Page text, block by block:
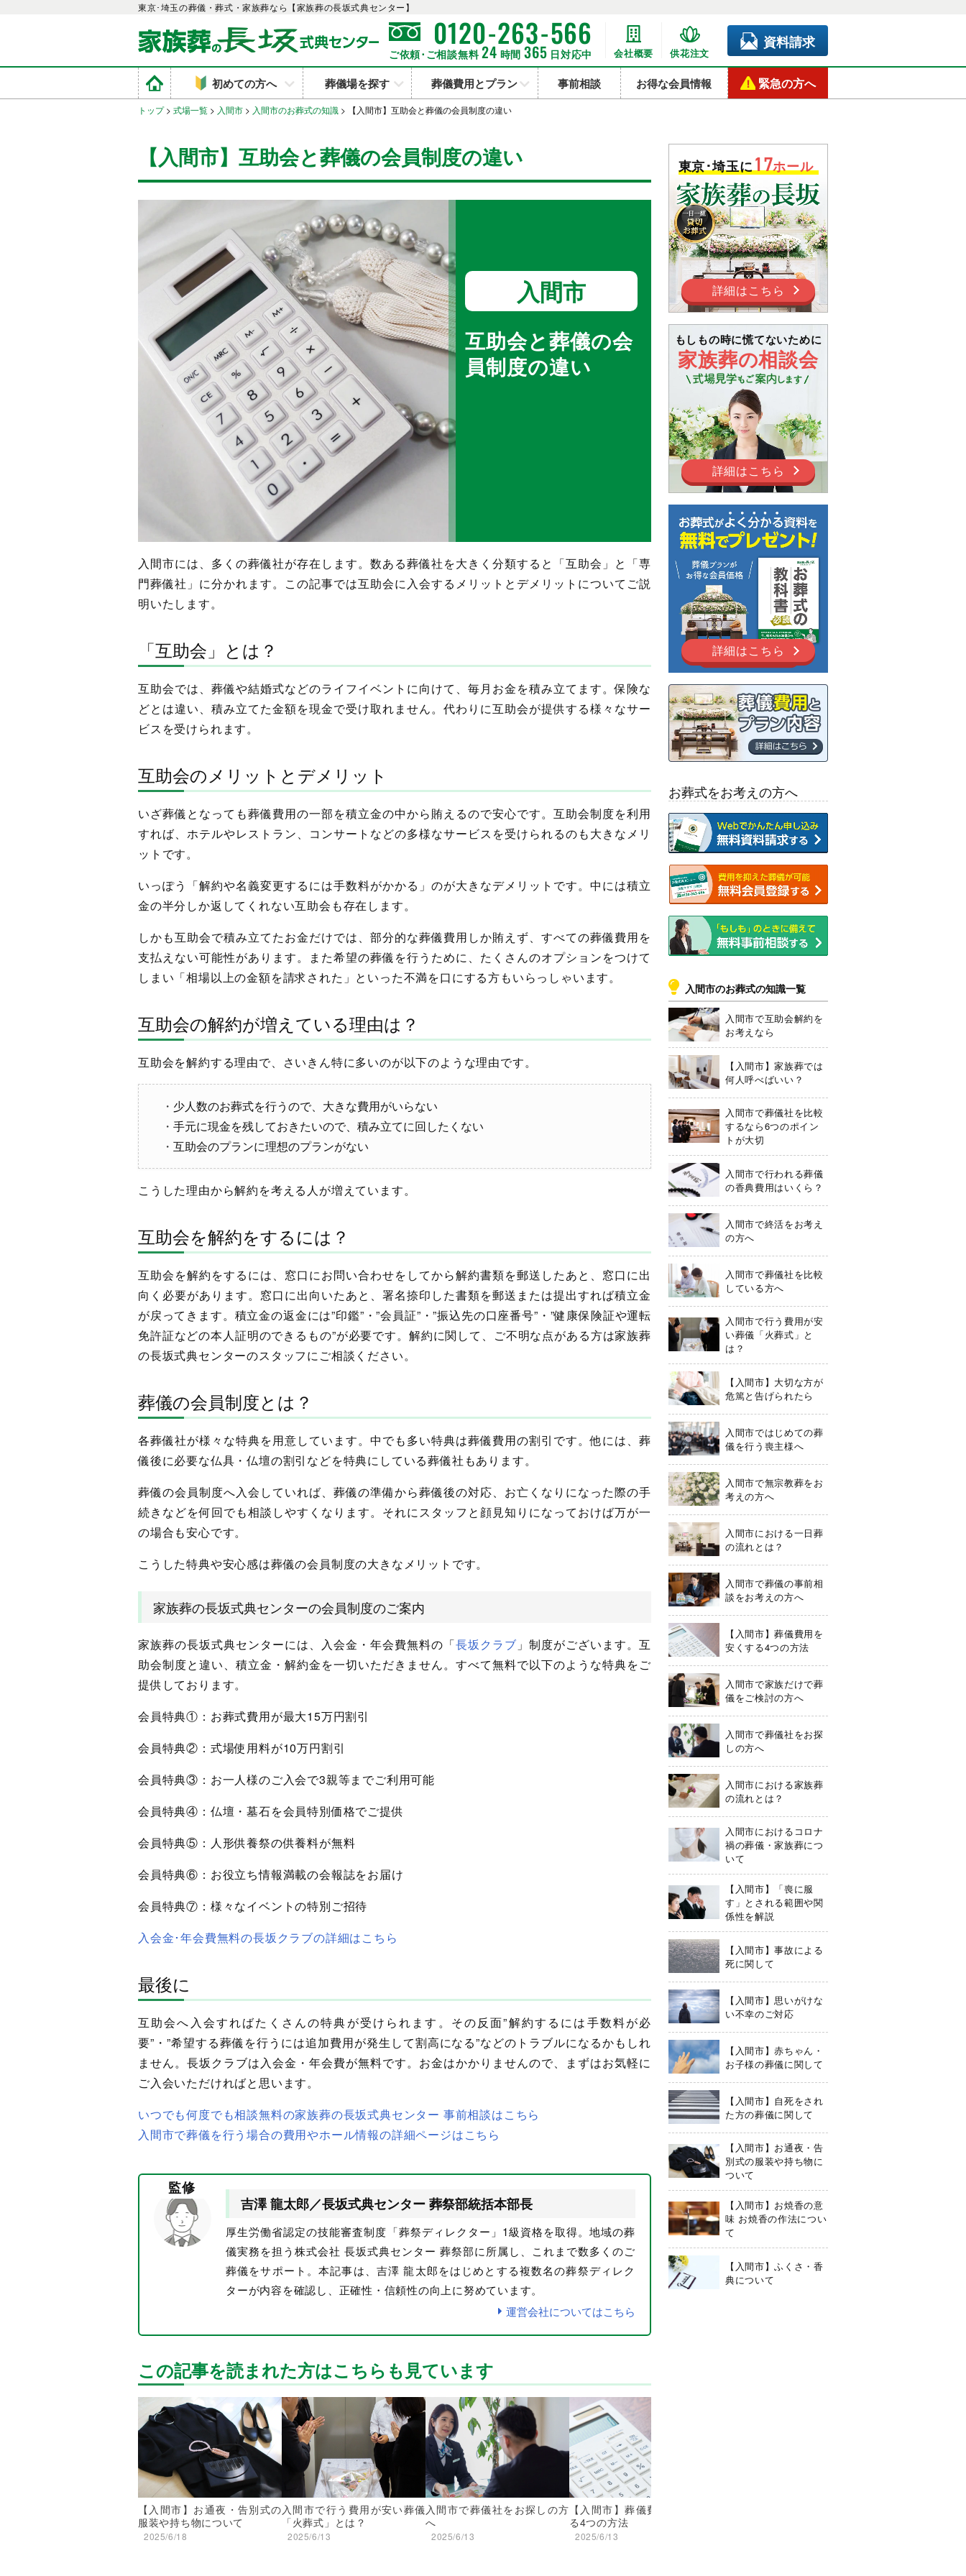
東京･埼玉の葬儀・葬式・家族葬なら【家族葬の長坂式典センター】
0120-263-566
ご依頼･ご相談無料 24 時間 365 日対応中 会社概要 供花注文
資料請求
初めての方へ 葬儀場を探す 葬儀費用とプラン 事前相談 お得な会員情報 緊急の方へ
トップ > 式場一覧 > 入間市 > 入間市のお葬式の知識 > 【入間市】互助会と葬儀の会員制度の違い
【入間市】互助会と葬儀の会員制度の違い
入間市
互助会と葬儀の会
員制度の違い
入間市には、多くの葬儀社が存在します。数ある葬儀社を大きく分類すると「互助会」と「専
門葬儀社」に分かれます。この記事では互助会に入会するメリットとデメリットについてご説
明いたします。
「互助会」とは？
互助会では、葬儀や結婚式などのライフイベントに向けて、毎月お金を積み立てます。保険な
どとは違い、積み立てた金額を現金で受け取れません。代わりに互助会が提供する様々なサー
ビスを受けられます。
互助会のメリットとデメリット
いざ葬儀となっても葬儀費用の一部を積立金の中から賄えるので安心です。互助会制度を利用
すれば、ホテルやレストラン、コンサートなどの多様なサービスを受けられるのも大きなメリ
ットです。
いっぽう「解約や名義変更するには手数料がかかる」のが大きなデメリットです。中には積立
金の半分しか返してくれない互助会も存在します。
しかも互助会で積み立てたお金だけでは、部分的な葬儀費用しか賄えず、すべての葬儀費用を
支払えない可能性があります。また希望の葬儀を行うために、たくさんのオプションをつけて
しまい「相場以上の金額を請求された」といった不満を口にする方もいらっしゃいます。
互助会の解約が増えている理由は？
互助会を解約する理由で、さいきん特に多いのが以下のような理由です。
少人数のお葬式を行うので、大きな費用がいらない
手元に現金を残しておきたいので、積み立てに回したくない
互助会のプランに理想のプランがない
こうした理由から解約を考える人が増えています。
互助会を解約をするには？
互助会を解約をするには、窓口にお問い合わせをしてから解約書類を郵送したあと、窓口に出
向く必要があります。窓口に出向いたあと、署名捺印した書類を郵送または提出すれば積立金
が戻ってきます。積立金の返金には”印鑑”・”会員証”・”振込先の口座番号”・”健康保険証や運転
免許証などの本人証明のできるもの”が必要です。解約に関して、ご不明な点がある方は家族葬
の長坂式典センターのスタッフにご相談ください。
葬儀の会員制度とは？
各葬儀社が様々な特典を用意しています。中でも多い特典は葬儀費用の割引です。他には、葬
儀後に必要な仏具・仏壇の割引などを特典にしている葬儀社もあります。
葬儀の会員制度へ入会していれば、葬儀の準備から葬儀後の対応、お亡くなりになった際の手
続きなどを何回でも相談しやすくなります。それにスタッフと顔見知りになっておけば万が一
の場合も安心です。
こうした特典や安心感は葬儀の会員制度の大きなメリットです。
家族葬の長坂式典センターの会員制度のご案内
家族葬の長坂式典センターには、入会金・年会費無料の「長坂クラブ 」制度がございます。互
助会制度と違い、積立金・解約金を一切いただきません。すべて無料で以下のような特典をご
提供しております。
会員特典①：お葬式費用が最大15万円割引
会員特典②：式場使用料が10万円割引
会員特典③：お一人様のご入会で3親等までご利用可能
会員特典④：仏壇・墓石を会員特別価格でご提供
会員特典⑤：人形供養祭の供養料が無料
会員特典⑥：お役立ち情報満載の会報誌をお届け
会員特典⑦：様々なイベントの特別ご招待
入会金･年会費無料の長坂クラブの詳細はこちら
最後に
互助会へ入会すればたくさんの特典が受けられます。その反面”解約するには手数料が必
要”・”希望する葬儀を行うには追加費用が発生して割高になる”などのトラブルになるかもしれ
ません。長坂クラブは入会金・年会費が無料です。お金はかかりませんので、まずはお気軽に
ご入会いただければと思います。
いつでも何度でも相談無料の家族葬の長坂式典センター 事前相談はこちら
入間市で葬儀を行う場合の費用やホール情報の詳細ページはこちら
監修
吉澤 龍太郎／長坂式典センター 葬祭部統括本部長
厚生労働省認定の技能審査制度「葬祭ディレクター」1級資格を取得。地域の葬
儀実務を担う株式会社 長坂式典センター 葬祭部に所属し、これまで数多くのご
葬儀をサポート。本記事は、吉澤 龍太郎をはじめとする複数名の葬祭ディレク
ターが内容を確認し、正確性・信頼性の向上に努めています。
運営会社についてはこちら
この記事を読まれた方はこちらも見ています
【入間市】お通夜・告別式の
服装や持ち物について
2025/6/18
入間市で行う費用が安い葬儀
「火葬式」とは？
2025/6/13
入間市で葬儀社をお探しの方
へ
2025/6/13
【入間市】葬儀費用を安くす
る4つの方法
2025/6/13
東京･埼玉に17ホール
詳細はこちら
もしもの時に慌てないために
家族葬の相談会
詳細はこちら
詳細はこちら
お葬式をお考えの方へ
入間市のお葬式の知識一覧
入間市で互助会解約を
お考えなら
【入間市】家族葬では
何人呼べばいい？
入間市で葬儀社を比較
するなら6つのポイン
トが大切
入間市で行われる葬儀
の香典費用はいくら？
入間市で終活をお考え
の方へ
入間市で葬儀社を比較
している方へ
入間市で行う費用が安
い葬儀「火葬式」と
は？
【入間市】大切な方が
危篤と告げられたら
入間市ではじめての葬
儀を行う喪主様へ
入間市で無宗教葬をお
考えの方へ
入間市における一日葬
の流れとは？
入間市で葬儀の事前相
談をお考えの方へ
【入間市】葬儀費用を
安くする4つの方法
入間市で家族だけで葬
儀をご検討の方へ
入間市で葬儀社をお探
しの方へ
入間市における家族葬
の流れとは？
入間市におけるコロナ
禍の葬儀・家族葬につ
いて
【入間市】「喪に服
す」とされる範囲や関
係性を解説
【入間市】事故による
死に関して
【入間市】思いがけな
い不幸のご対応
【入間市】赤ちゃん・
お子様の葬儀に関して
【入間市】自死をされ
た方の葬儀に関して
【入間市】お通夜・告
別式の服装や持ち物に
ついて
【入間市】お焼香の意
味 お焼香の作法につい
て
【入間市】ふくさ・香
典について